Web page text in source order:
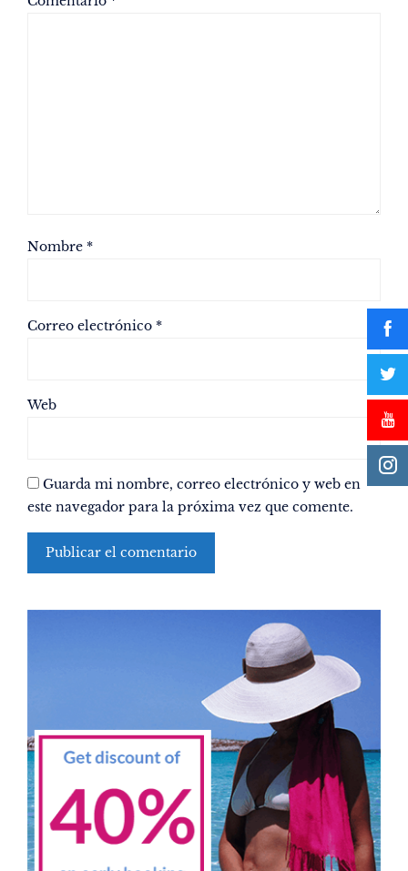
Nombre *
Correo electrónico *
Web
Guarda mi nombre, correo electrónico y web en
este navegador para la próxima vez que comente.